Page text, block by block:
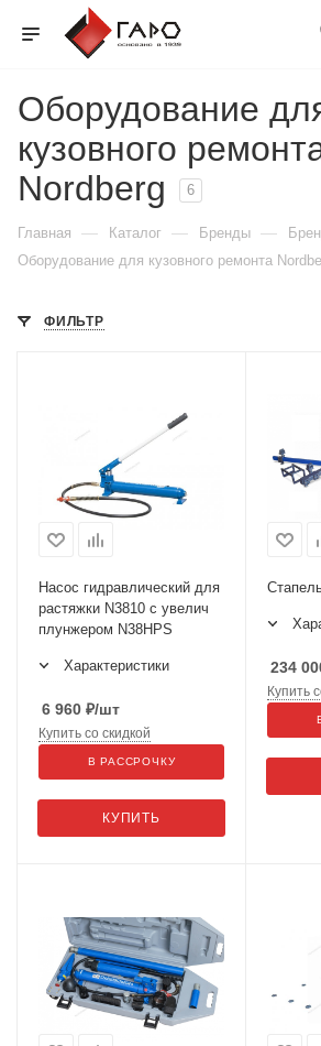
Оборудование
кузовного
Nordberg
6
Главная — Каталог — Бренды —
Оборудование для кузовного ремонта
ФИЛЬТР
Насос гидравлический для
растяжки N3810 с увелич
плунжером N38HPS
Характеристики
6 960 ₽/шт
КУПИТЬ
Купить со скидкой
В РАССРОЧКУ
234
Купить